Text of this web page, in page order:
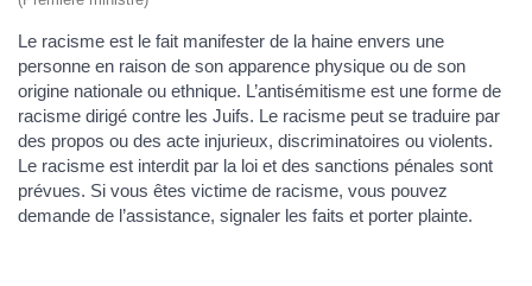
Le racisme est le fait manifester de la haine envers une
personne en raison de son apparence physique ou de son
origine nationale ou ethnique. L’antisémitisme est une forme de
racisme dirigé contre les Juifs. Le racisme peut se traduire par
des propos ou des acte injurieux, discriminatoires ou violents.
Le racisme est interdit par la loi et des sanctions pénales sont
prévues. Si vous êtes victime de racisme, vous pouvez
demande de l’assistance, signaler les faits et porter plainte.